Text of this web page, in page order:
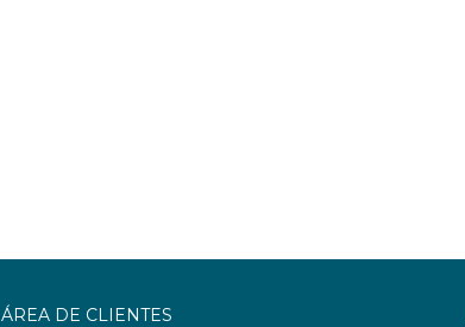
ÁREA DE CLIENTES